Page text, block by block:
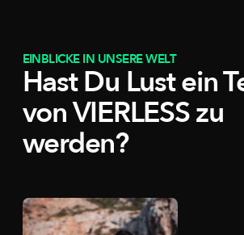
EINBLICKE IN UNSERE WELT
Hast Du Lust ein
von VIERLESS zu
werden?